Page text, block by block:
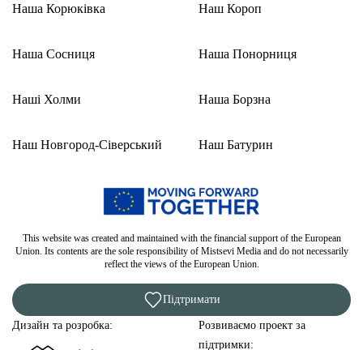
Наша Корюківка
Наша Сосниця
Наші Холми
Наш Новгород-Сіверський
Наш Короп
Наша Понорниця
Наша Борзна
Наш Батурин
This website was created and maintained with the financial support of the European
Union. Its contents are the sole responsibility of Mistsevi Media and do not necessarily
reflect the views of the European Union.
Підтримати
Дизайн та розробка:
Розвиваємо проект за
підтримки: